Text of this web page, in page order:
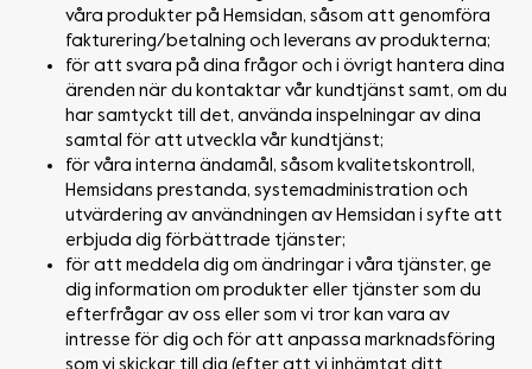
våra produkter på Hemsidan, såsom att genomföra
fakturering/betalning och leverans av produkterna;
för att svara på dina frågor och i övrigt hantera dina
ärenden när du kontaktar vår kundtjänst samt, om du
har samtyckt till det, använda inspelningar av dina
samtal för att utveckla vår kundtjänst;
för våra interna ändamål, såsom kvalitetskontroll,
Hemsidans prestanda, systemadministration och
utvärdering av användningen av Hemsidan i syfte att
erbjuda dig förbättrade tjänster;
för att meddela dig om ändringar i våra tjänster, ge
dig information om produkter eller tjänster som du
efterfrågar av oss eller som vi tror kan vara av
intresse för dig och för att anpassa marknadsföring
som vi skickar till dig (efter att vi inhämtat ditt